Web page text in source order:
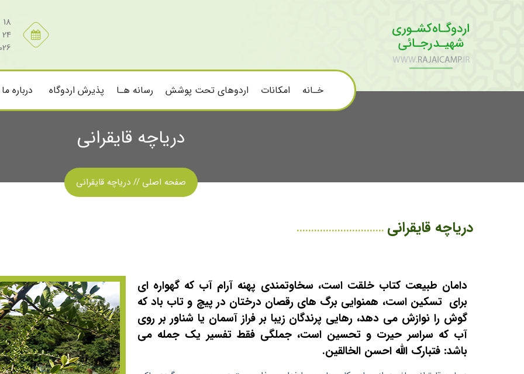
18 مرداد 1405
24 صفر 1448
خـانه امکانات اردوهای تحت پوشش رسانه هـا پذیرش اردوگاه درباره ما
دریاچه قایقرانی
صفحه اصلی دریاچه قایقرانی
دریاچه قایقرانی ..............................
دامان طبیعت کتاب خلقت است، سخاوتمندی پهنه آرام آب که گهواره ای
برای تسکین است، همنوایی برگ های رقصان درختان در پیچ و تاب باد که
گوش را نوازش می دهد، رهایی پرندگان زیبا بر فراز آسمان یا شناور بر روی
آب که سراسر حیرت و تحسین است، جملگی فقط تفسیر یک جمله می
باشد: فتبارک الله احسن الخالقین.